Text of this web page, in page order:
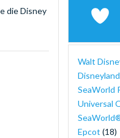
die Disney
Walt
SeaWorld
Universal
Epcot (18)